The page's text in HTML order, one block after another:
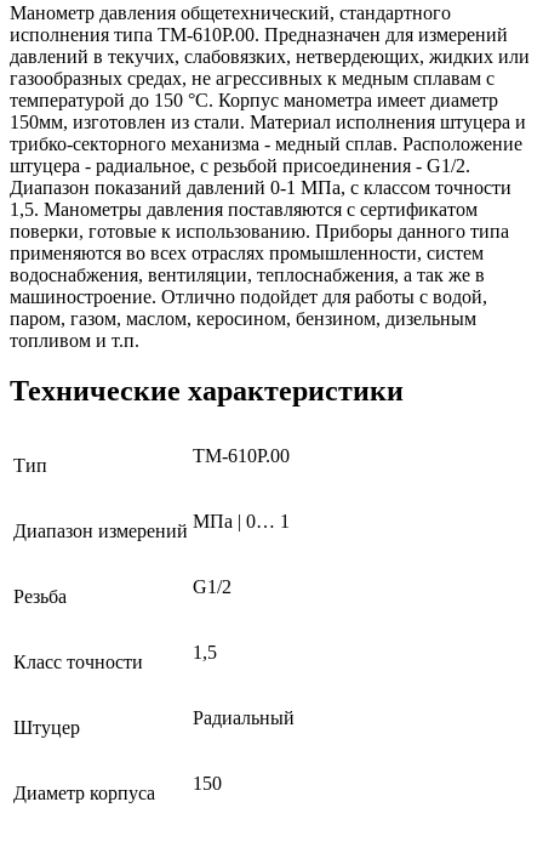
Манометр давления общетехнический, стандартного
исполнения типа ТМ-610Р.00. Предназначен для измерений
давлений в текучих, слабовязких, нетвердеющих, жидких или
газообразных средах, не агрессивных к медным сплавам с
температурой до 150 °С. Корпус манометра имеет диаметр
150мм, изготовлен из стали. Материал исполнения штуцера и
трибко-секторного механизма - медный сплав. Расположение
штуцера - радиальное, с резьбой присоединения - G1/2.
Диапазон показаний давлений 0-1 МПа, с классом точности
1,5. Манометры давления поставляются с сертификатом
поверки, готовые к использованию. Приборы данного типа
применяются во всех отраслях промышленности, систем
водоснабжения, вентиляции, теплоснабжения, а так же в
машиностроение. Отлично подойдет для работы с водой,
паром, газом, маслом, керосином, бензином, дизельным
топливом и т.п.
Технические характеристики
Тип ТМ-610Р.00
Диапазон измерений МПа | 0… 1
Резьба G1/2
Класс точности 1,5
Штуцер Радиальный
Диаметр корпуса 150